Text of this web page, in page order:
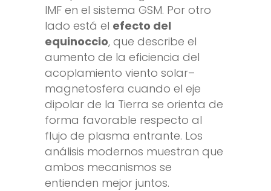
IMF en el sistema GSM. Por otro
lado está el efecto del
equinoccio, que describe el
aumento de la eficiencia del
acoplamiento viento solar–
magnetosfera cuando el eje
dipolar de la Tierra se orienta de
forma favorable respecto al
flujo de plasma entrante. Los
análisis modernos muestran que
ambos mecanismos se
entienden mejor juntos.